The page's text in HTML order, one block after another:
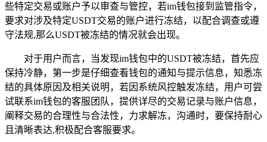
些特定交易或账户予以审查与管控，若im钱包接到监管指令，
要求对涉及特定USDT交易的账户进行冻结，以配合调查或遵
守法规,那么USDT被冻结的情况就会出现。
对于用户而言，当发现im钱包中的USDT被冻结，首先应
保持冷静，第一步是仔细查看钱包的通知与提示信息，知悉冻
结的具体原因及相关说明，若因系统风控触发冻结，用户可尝
试联系im钱包的客服团队，提供详尽的交易记录与账户信息，
阐释交易的合理性与合法性，力求解冻，沟通时，要保持耐心
且清晰表达,积极配合客服要求。